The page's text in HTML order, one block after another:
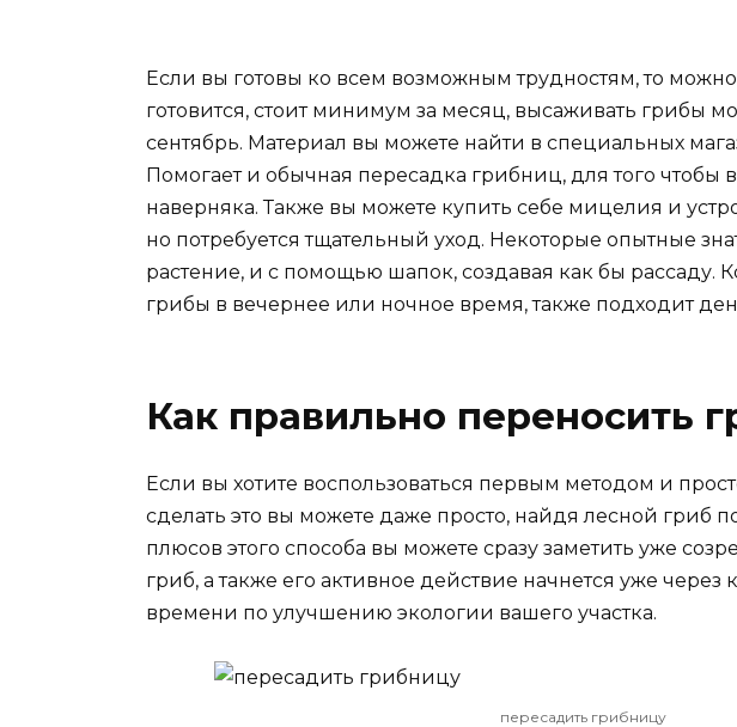
Если вы готовы ко всем возможным трудностям, то можно
готовится, стоит минимум за месяц, высаживать грибы
сентябрь. Материал вы можете найти в специальных
Помогает и обычная пересадка грибниц, для того чтобы
наверняка. Также вы можете купить себе мицелия и
но потребуется тщательный уход. Некоторые опытные
растение, и с помощью шапок, создавая как бы рассаду.
грибы в вечернее или ночное время, также подходит
Как правильно переносить
Если вы хотите воспользоваться первым методом и
сделать это вы можете даже просто, найдя лесной гриб
плюсов этого способа вы можете сразу заметить уже
гриб, а также его активное действие начнется уже
времени по улучшению экологии вашего участка.
пересадить грибницу